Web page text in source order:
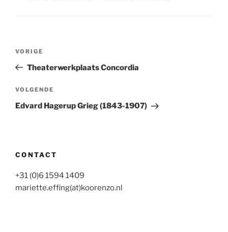
Vorig
bericht
VORIGE
Theaterwerkplaats Concordia
Volgend
bericht
VOLGENDE
Edvard Hagerup Grieg (1843-1907)
CONTACT
+31 (0)6 1594 1409
mariette.effing(at)koorenzo.nl